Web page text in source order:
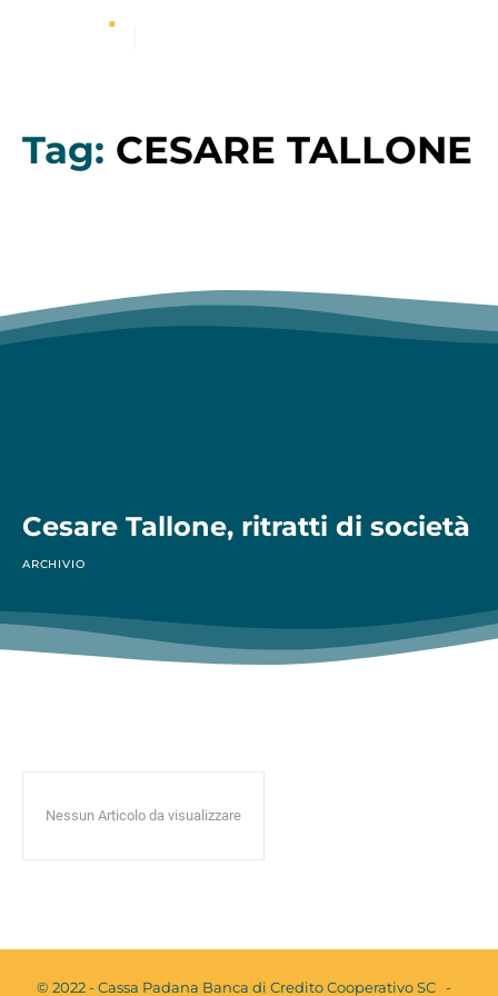
Tag: CESARE TALLONE
Cesare Tallone, ritratti di società
ARCHIVIO
Nessun Articolo da visualizzare
© 2022 - Cassa Padana Banca di Credito Cooperativo SC -